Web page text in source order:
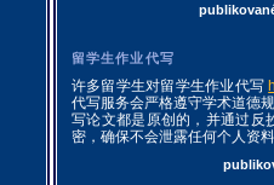
留学生作业代写
许多留学生对留学生作业代写
代写服务会严格遵守学术道德
写论文都是原创的，并通过反
密，确保不会泄露任何个人资料